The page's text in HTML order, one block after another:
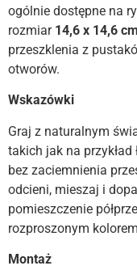
ogólnie dostępne na
rozmiar 14,6 x 14,6 cm
przeszklenia z
otworów.
Wskazówki
Graj z naturalnym
takich jak na
bez zaciemnienia
odcieni, mieszaj i
pomieszczenie
rozproszonym
Montaż